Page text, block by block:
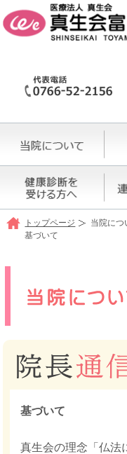
トップページ 当院につ
基づいて
基づいて
真生会の理念「仏法